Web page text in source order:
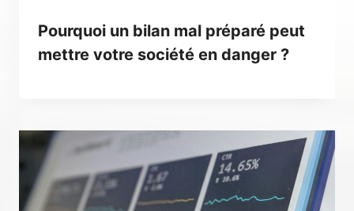
Pourquoi un bilan mal préparé peut
mettre votre société en danger ?